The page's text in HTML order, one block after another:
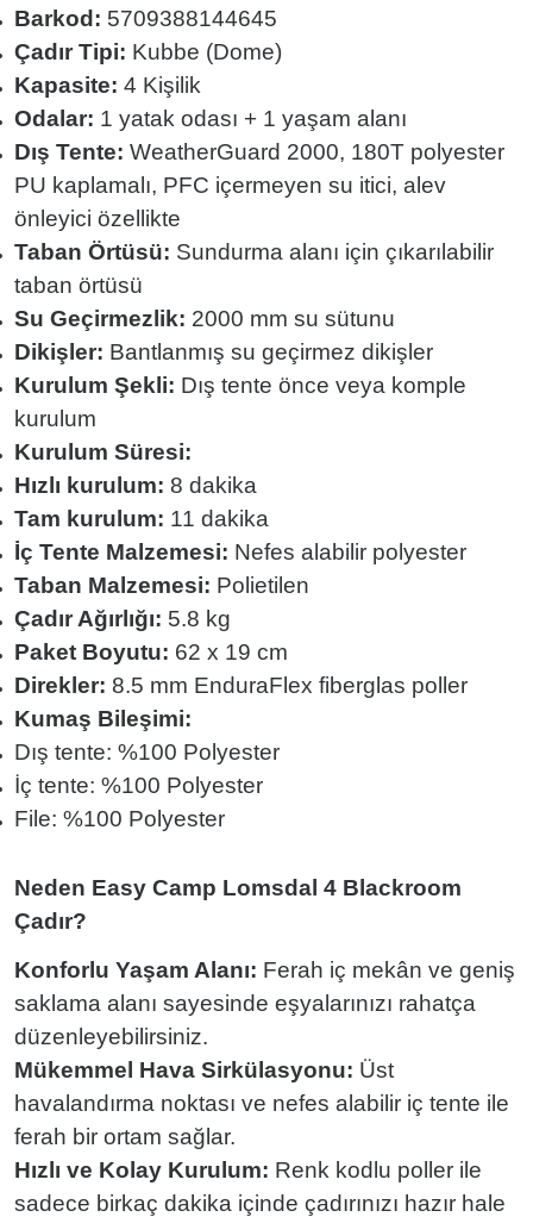
Barkod: 5709388144645
Çadır Tipi: Kubbe (Dome)
Kapasite: 4 Kişilik
Odalar: 1 yatak odası + 1 yaşam alanı
Dış Tente: WeatherGuard 2000, 180T polyester
PU kaplamalı, PFC içermeyen su itici, alev
önleyici özellikte
Taban Örtüsü: Sundurma alanı için çıkarılabilir
taban örtüsü
Su Geçirmezlik: 2000 mm su sütunu
Dikişler: Bantlanmış su geçirmez dikişler
Kurulum Şekli: Dış tente önce veya komple
kurulum
Kurulum Süresi:
Hızlı kurulum: 8 dakika
Tam kurulum: 11 dakika
İç Tente Malzemesi: Nefes alabilir polyester
Taban Malzemesi: Polietilen
Çadır Ağırlığı: 5.8 kg
Paket Boyutu: 62 x 19 cm
Direkler: 8.5 mm EnduraFlex fiberglas poller
Kumaş Bileşimi:
Dış tente: %100 Polyester
İç tente: %100 Polyester
File: %100 Polyester
Neden Easy Camp Lomsdal 4 Blackroom
Çadır?
Konforlu Yaşam Alanı: Ferah iç mekân ve geniş
saklama alanı sayesinde eşyalarınızı rahatça
düzenleyebilirsiniz.
Mükemmel Hava Sirkülasyonu: Üst
havalandırma noktası ve nefes alabilir iç tente ile
ferah bir ortam sağlar.
Hızlı ve Kolay Kurulum: Renk kodlu poller ile
sadece birkaç dakika içinde çadırınızı hazır hale